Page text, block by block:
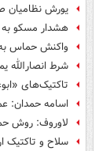
یورش نظامیان
هشدار مسکو به
واکنش حماس
شرط
تاکتیک‌های
اسامه حمدان:
لاوروف: روش
سلاح‌ و تاکتیک‌